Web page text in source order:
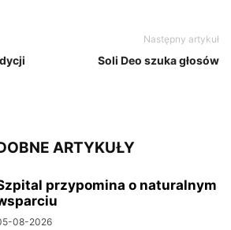
Następny artykuł
Soli Deo szuka głosów
ARTYKUŁY
przypomina o naturalnym
08-2026